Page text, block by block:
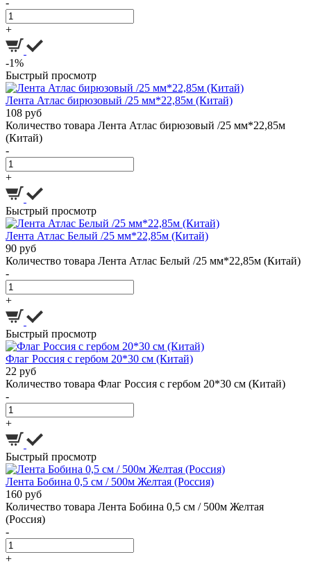
-
+
-1%
Быстрый просмотр
Лента Атлас бирюзовый /25 мм*22,85м (Китай)
108 руб
Количество товара Лента Атлас бирюзовый /25 мм*22,85м
(Китай)
-
+
Быстрый просмотр
Лента Атлас Белый /25 мм*22,85м (Китай)
90 руб
Количество товара Лента Атлас Белый /25 мм*22,85м (Китай)
-
+
Быстрый просмотр
Флаг Россия с гербом 20*30 см (Китай)
22 руб
Количество товара Флаг Россия с гербом 20*30 см (Китай)
-
+
Быстрый просмотр
Лента Бобина 0,5 см / 500м Желтая (Россия)
160 руб
Количество товара Лента Бобина 0,5 см / 500м Желтая
(Россия)
-
+